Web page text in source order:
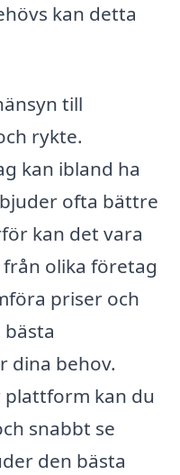
kan detta
till
rykte.
kan ibland ha
ofta bättre
kan det vara
olika företag
priser och
dina behov.
plattform kan du
snabbt se
den bästa